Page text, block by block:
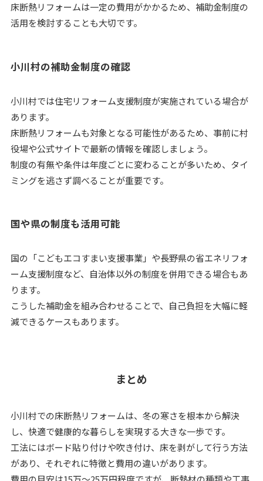
床断熱リフォームは一定の費用がかかるため、補助金制度の
活用を検討することも大切です。
小川村の補助金制度の確認
小川村では住宅リフォーム支援制度が実施されている場合が
あります。
床断熱リフォームも対象となる可能性があるため、事前に村
役場や公式サイトで最新の情報を確認しましょう。
制度の有無や条件は年度ごとに変わることが多いため、タイ
ミングを逃さず調べることが重要です。
国や県の制度も活用可能
国の「こどもエコすまい支援事業」や長野県の省エネリフォ
ーム支援制度など、自治体以外の制度を併用できる場合もあ
ります。
こうした補助金を組み合わせることで、自己負担を大幅に軽
減できるケースもあります。
まとめ
小川村での床断熱リフォームは、冬の寒さを根本から解決
し、快適で健康的な暮らしを実現する大きな一歩です。
工法にはボード貼り付けや吹き付け、床を剥がして行う方法
があり、それぞれに特徴と費用の違いがあります。